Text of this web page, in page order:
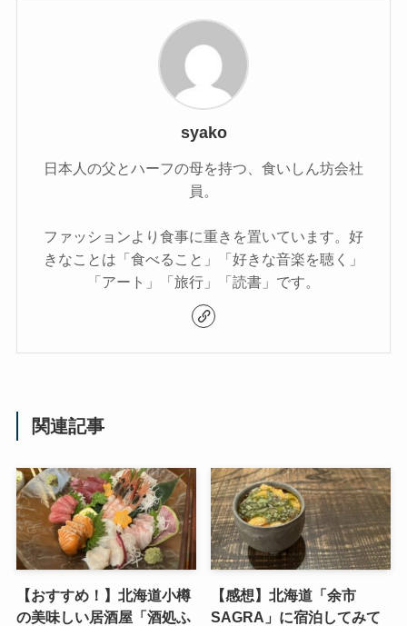
syako
日本人の父とハーフの母を持つ、食いしん坊会社
員。
ファッションより食事に重きを置いています。好
きなことは「食べること」「好きな音楽を聴く」
「アート」「旅行」「読書」です。
関連記事
【おすすめ！】北海道小樽
の美味しい居酒屋「酒処ふ
【感想】北海道「余市
SAGRA」に宿泊してみて